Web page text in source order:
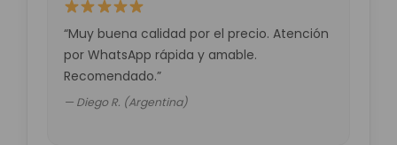
“Muy buena calidad por el precio. Atención
por WhatsApp rápida y amable.
Recomendado.”
— Diego R. (Argentina)